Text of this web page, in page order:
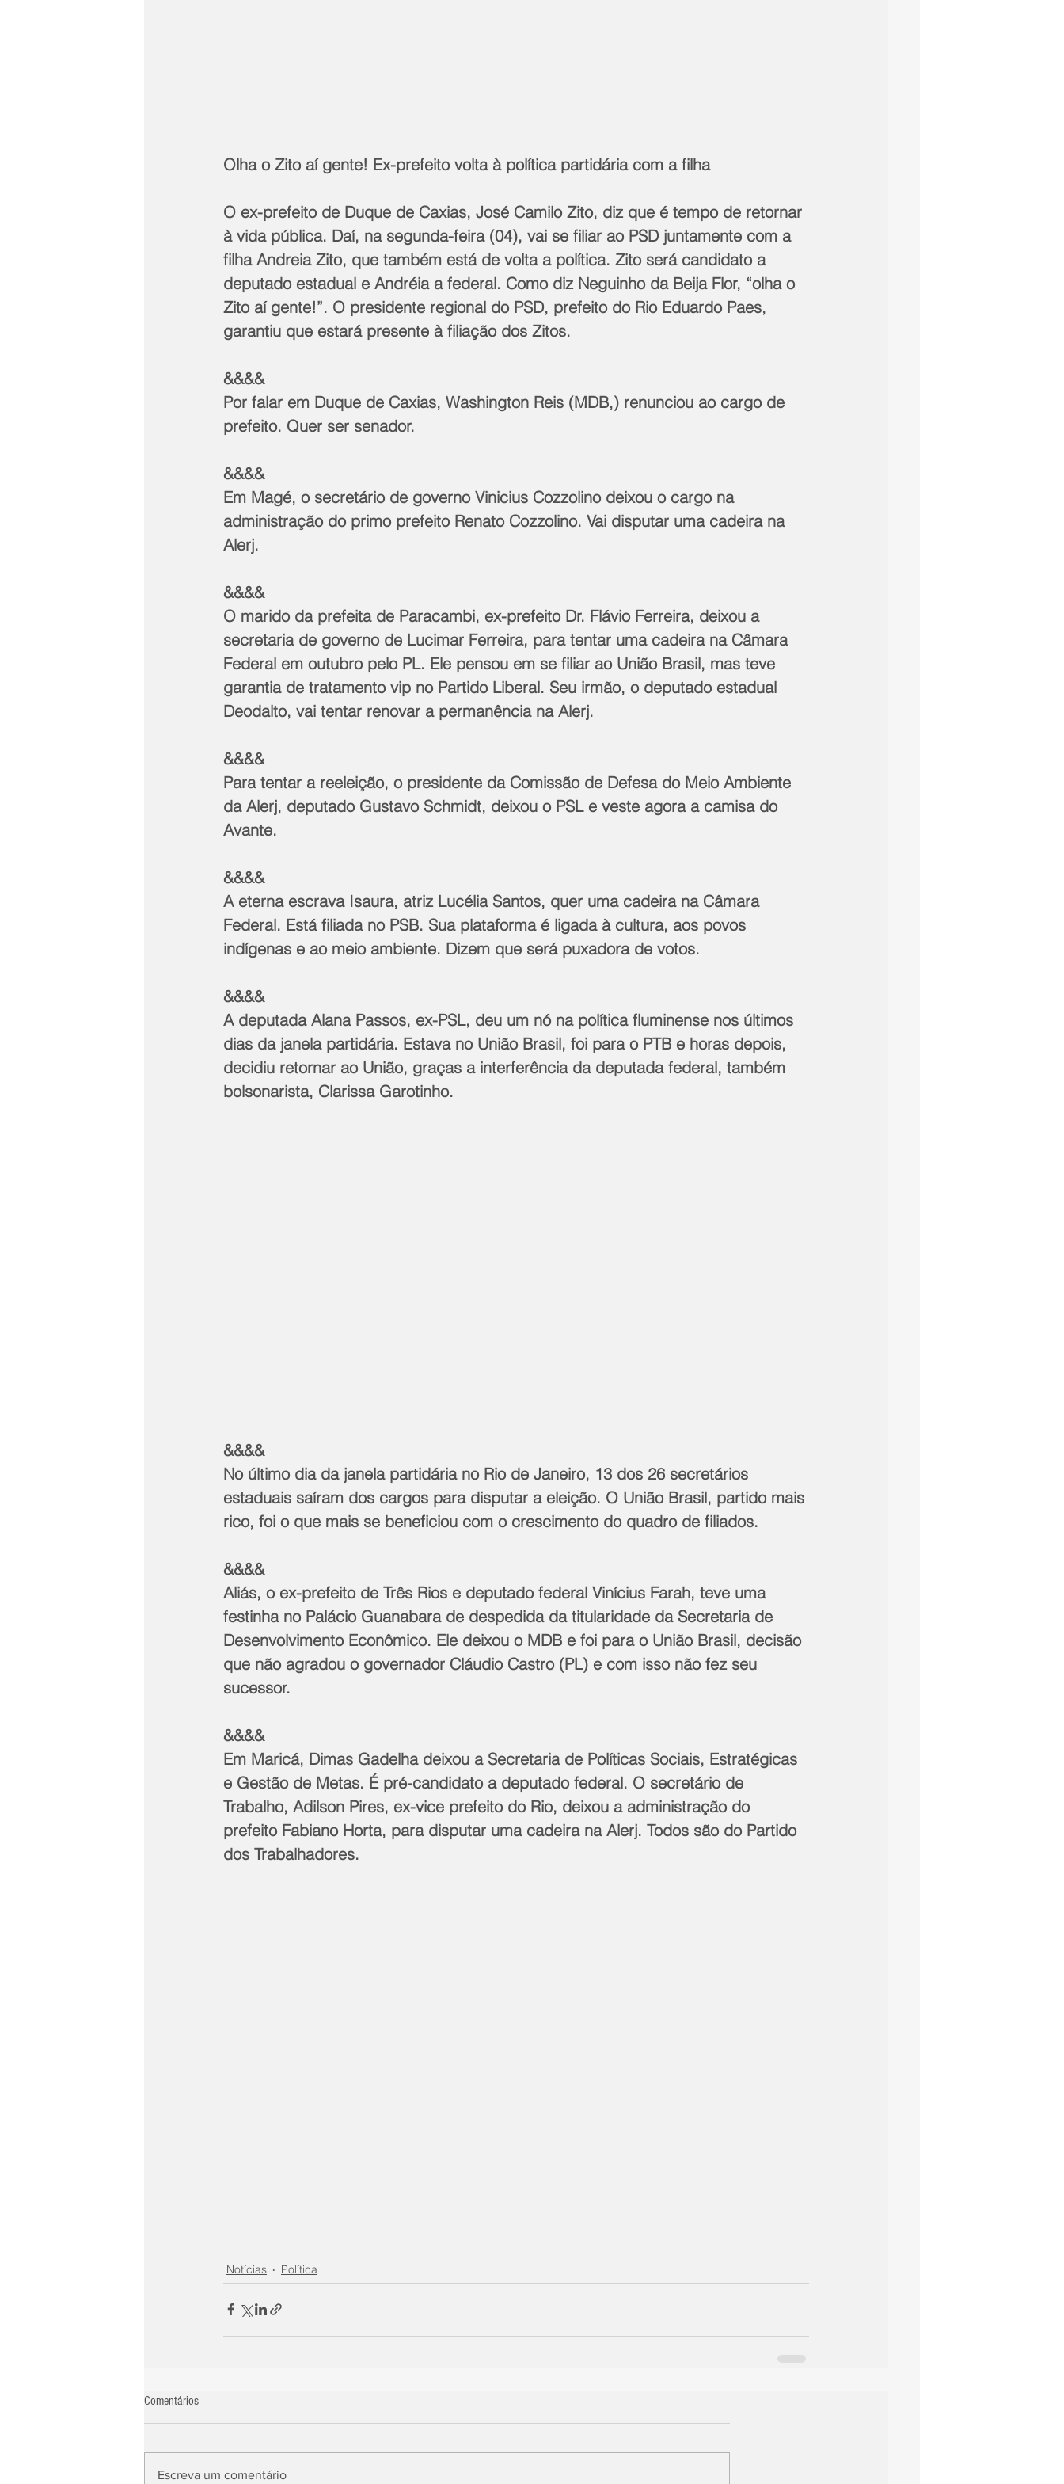
Olha o Zito aí gente! Ex-prefeito volta à política partidária com a filha
O ex-prefeito de Duque de Caxias, José Camilo Zito, diz que é tempo de retornar
à vida pública. Daí, na segunda-feira (04), vai se filiar ao PSD juntamente com a
filha Andreia Zito, que também está de volta a política. Zito será candidato a
deputado estadual e Andréia a federal. Como diz Neguinho da Beija Flor, “olha o
Zito aí gente!”. O presidente regional do PSD, prefeito do Rio Eduardo Paes,
garantiu que estará presente à filiação dos Zitos.
&&&&
Por falar em Duque de Caxias, Washington Reis (MDB,) renunciou ao cargo de
prefeito. Quer ser senador.
&&&&
Em Magé, o secretário de governo Vinicius Cozzolino deixou o cargo na
administração do primo prefeito Renato Cozzolino. Vai disputar uma cadeira na
Alerj.
&&&&
O marido da prefeita de Paracambi, ex-prefeito Dr. Flávio Ferreira, deixou a
secretaria de governo de Lucimar Ferreira, para tentar uma cadeira na Câmara
Federal em outubro pelo PL. Ele pensou em se filiar ao União Brasil, mas teve
garantia de tratamento vip no Partido Liberal. Seu irmão, o deputado estadual
Deodalto, vai tentar renovar a permanência na Alerj.
&&&&
Para tentar a reeleição, o presidente da Comissão de Defesa do Meio Ambiente
da Alerj, deputado Gustavo Schmidt, deixou o PSL e veste agora a camisa do
Avante.
&&&&
A eterna escrava Isaura, atriz Lucélia Santos, quer uma cadeira na Câmara
Federal. Está filiada no PSB. Sua plataforma é ligada à cultura, aos povos
indígenas e ao meio ambiente. Dizem que será puxadora de votos.
&&&&
A deputada Alana Passos, ex-PSL, deu um nó na política fluminense nos últimos
dias da janela partidária. Estava no União Brasil, foi para o PTB e horas depois,
decidiu retornar ao União, graças a interferência da deputada federal, também
bolsonarista, Clarissa Garotinho.
&&&&
No último dia da janela partidária no Rio de Janeiro, 13 dos 26 secretários
estaduais saíram dos cargos para disputar a eleição. O União Brasil, partido mais
rico, foi o que mais se beneficiou com o crescimento do quadro de filiados.
&&&&
Aliás, o ex-prefeito de Três Rios e deputado federal Vinícius Farah, teve uma
festinha no Palácio Guanabara de despedida da titularidade da Secretaria de
Desenvolvimento Econômico. Ele deixou o MDB e foi para o União Brasil, decisão
que não agradou o governador Cláudio Castro (PL) e com isso não fez seu
sucessor.
&&&&
Em Maricá, Dimas Gadelha deixou a Secretaria de Políticas Sociais, Estratégicas
e Gestão de Metas. É pré-candidato a deputado federal. O secretário de
Trabalho, Adilson Pires, ex-vice prefeito do Rio, deixou a administração do
prefeito Fabiano Horta, para disputar uma cadeira na Alerj. Todos são do Partido
dos Trabalhadores.
Notícias Política
Comentários
Escreva um comentário